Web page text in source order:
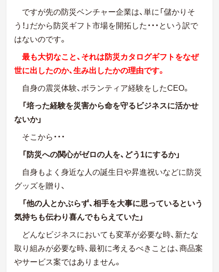
ですが先の防災ベンチャー企業は、単に「儲かりそ
う！」だから防災ギフト市場を開拓した・・・という訳で
はないのです。
最も大切なこと、それは防災カタログギフトをなぜ
世に出したのか、生み出したかの理由です。
自身の震災体験、ボランティア経験をしたCEO。
「培った経験を災害から命を守るビジネスに活かせ
ないか」
そこから・・・
「防災への関心がゼロの人を、どう1にするか」
自身もよく身近な人の誕生日や昇進祝いなどに防災
グッズを贈り、
「他の人とかぶらず、相手を大事に思っているという
気持ちも伝わり喜んでもらえていた」
どんなビジネスにおいても変革が必要な時、新たな
取り組みが必要な時、最初に考えるべきことは、商品案
やサービス案ではありません。